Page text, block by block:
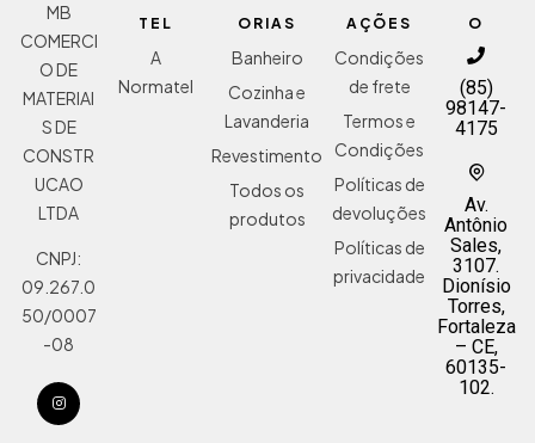
MB
COMERCI
O DE
MATERIAI
S DE
CONSTR
UCAO
LTDA
CNPJ:
09.267.0
50/0007
-08
TEL
A
Normatel
ORIAS
Banheiro
Cozinha e
Lavanderia
Revestimento
Todos os
produtos
AÇÕES
Condições
de frete
Termos e
Condições
Políticas de
devoluções
Políticas de
privacidade
O
(85)
98147-
4175
Av.
Antônio
Sales,
3107.
Dionísio
Torres,
Fortaleza
– CE,
60135-
102.